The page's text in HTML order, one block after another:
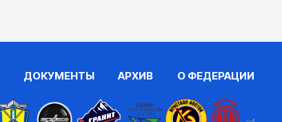
ДОКУМЕНТЫ АРХИВ О ФЕДЕРАЦИИ